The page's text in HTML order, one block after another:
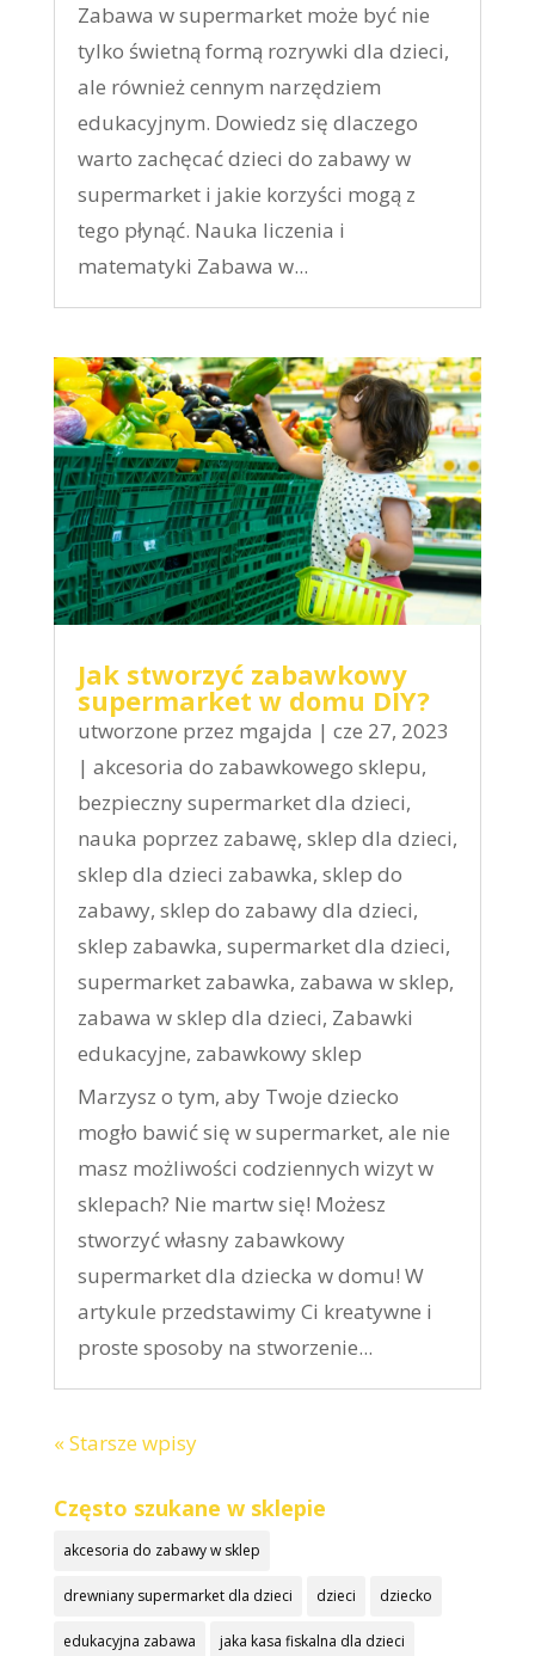
Zabawa w supermarket może być nie
tylko świetną formą rozrywki dla dzieci,
ale również cennym narzędziem
edukacyjnym. Dowiedz się dlaczego
warto zachęcać dzieci do zabawy w
supermarket i jakie korzyści mogą z
tego płynąć. Nauka liczenia i
matematyki Zabawa w...
Jak stworzyć zabawkowy
supermarket w domu DIY?
utworzone przez mgajda | cze 27, 2023
| akcesoria do zabawkowego sklepu,
bezpieczny supermarket dla dzieci,
nauka poprzez zabawę, sklep dla dzieci,
sklep dla dzieci zabawka, sklep do
zabawy, sklep do zabawy dla dzieci,
sklep zabawka, supermarket dla dzieci,
supermarket zabawka, zabawa w sklep,
zabawa w sklep dla dzieci, Zabawki
edukacyjne, zabawkowy sklep
Marzysz o tym, aby Twoje dziecko
mogło bawić się w supermarket, ale nie
masz możliwości codziennych wizyt w
sklepach? Nie martw się! Możesz
stworzyć własny zabawkowy
supermarket dla dziecka w domu! W
artykule przedstawimy Ci kreatywne i
proste sposoby na stworzenie...
« Starsze wpisy
Często szukane w sklepie
akcesoria do zabawy w sklep
drewniany supermarket dla dzieci dzieci dziecko
edukacyjna zabawa jaka kasa fiskalna dla dzieci